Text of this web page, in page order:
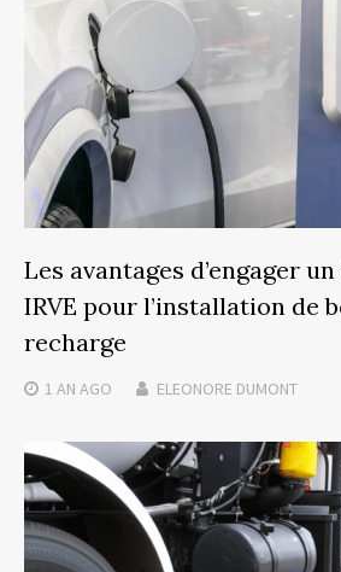
Les avantages d’engager
IRVE pour l’installation de
recharge
1 AN AGO ELEONORE DUMONT